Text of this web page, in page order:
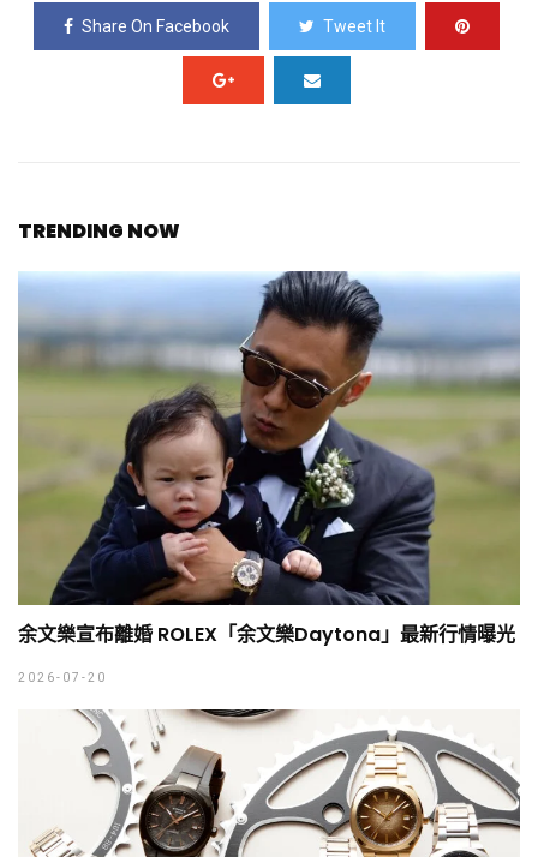
Share On Facebook Tweet It
TRENDING NOW
余文樂宣布離婚 ROLEX「余文樂Daytona」最新行情曝光
2026-07-20